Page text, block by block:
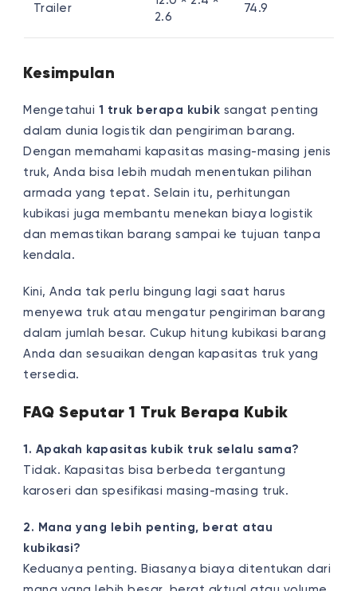
Trailer
2.6
74.9
Kesimpulan
Mengetahui 1 truk berapa kubik sangat penting
dalam dunia logistik dan pengiriman barang.
Dengan memahami kapasitas masing-masing jenis
truk, Anda bisa lebih mudah menentukan pilihan
armada yang tepat. Selain itu, perhitungan
kubikasi juga membantu menekan biaya logistik
dan memastikan barang sampai ke tujuan tanpa
kendala.
Kini, Anda tak perlu bingung lagi saat harus
menyewa truk atau mengatur pengiriman barang
dalam jumlah besar. Cukup hitung kubikasi barang
Anda dan sesuaikan dengan kapasitas truk yang
tersedia.
FAQ Seputar 1 Truk Berapa Kubik
1. Apakah kapasitas kubik truk selalu sama?
Tidak. Kapasitas bisa berbeda tergantung
karoseri dan spesifikasi masing-masing truk.
2. Mana yang lebih penting, berat atau
kubikasi?
Keduanya penting. Biasanya biaya ditentukan dari